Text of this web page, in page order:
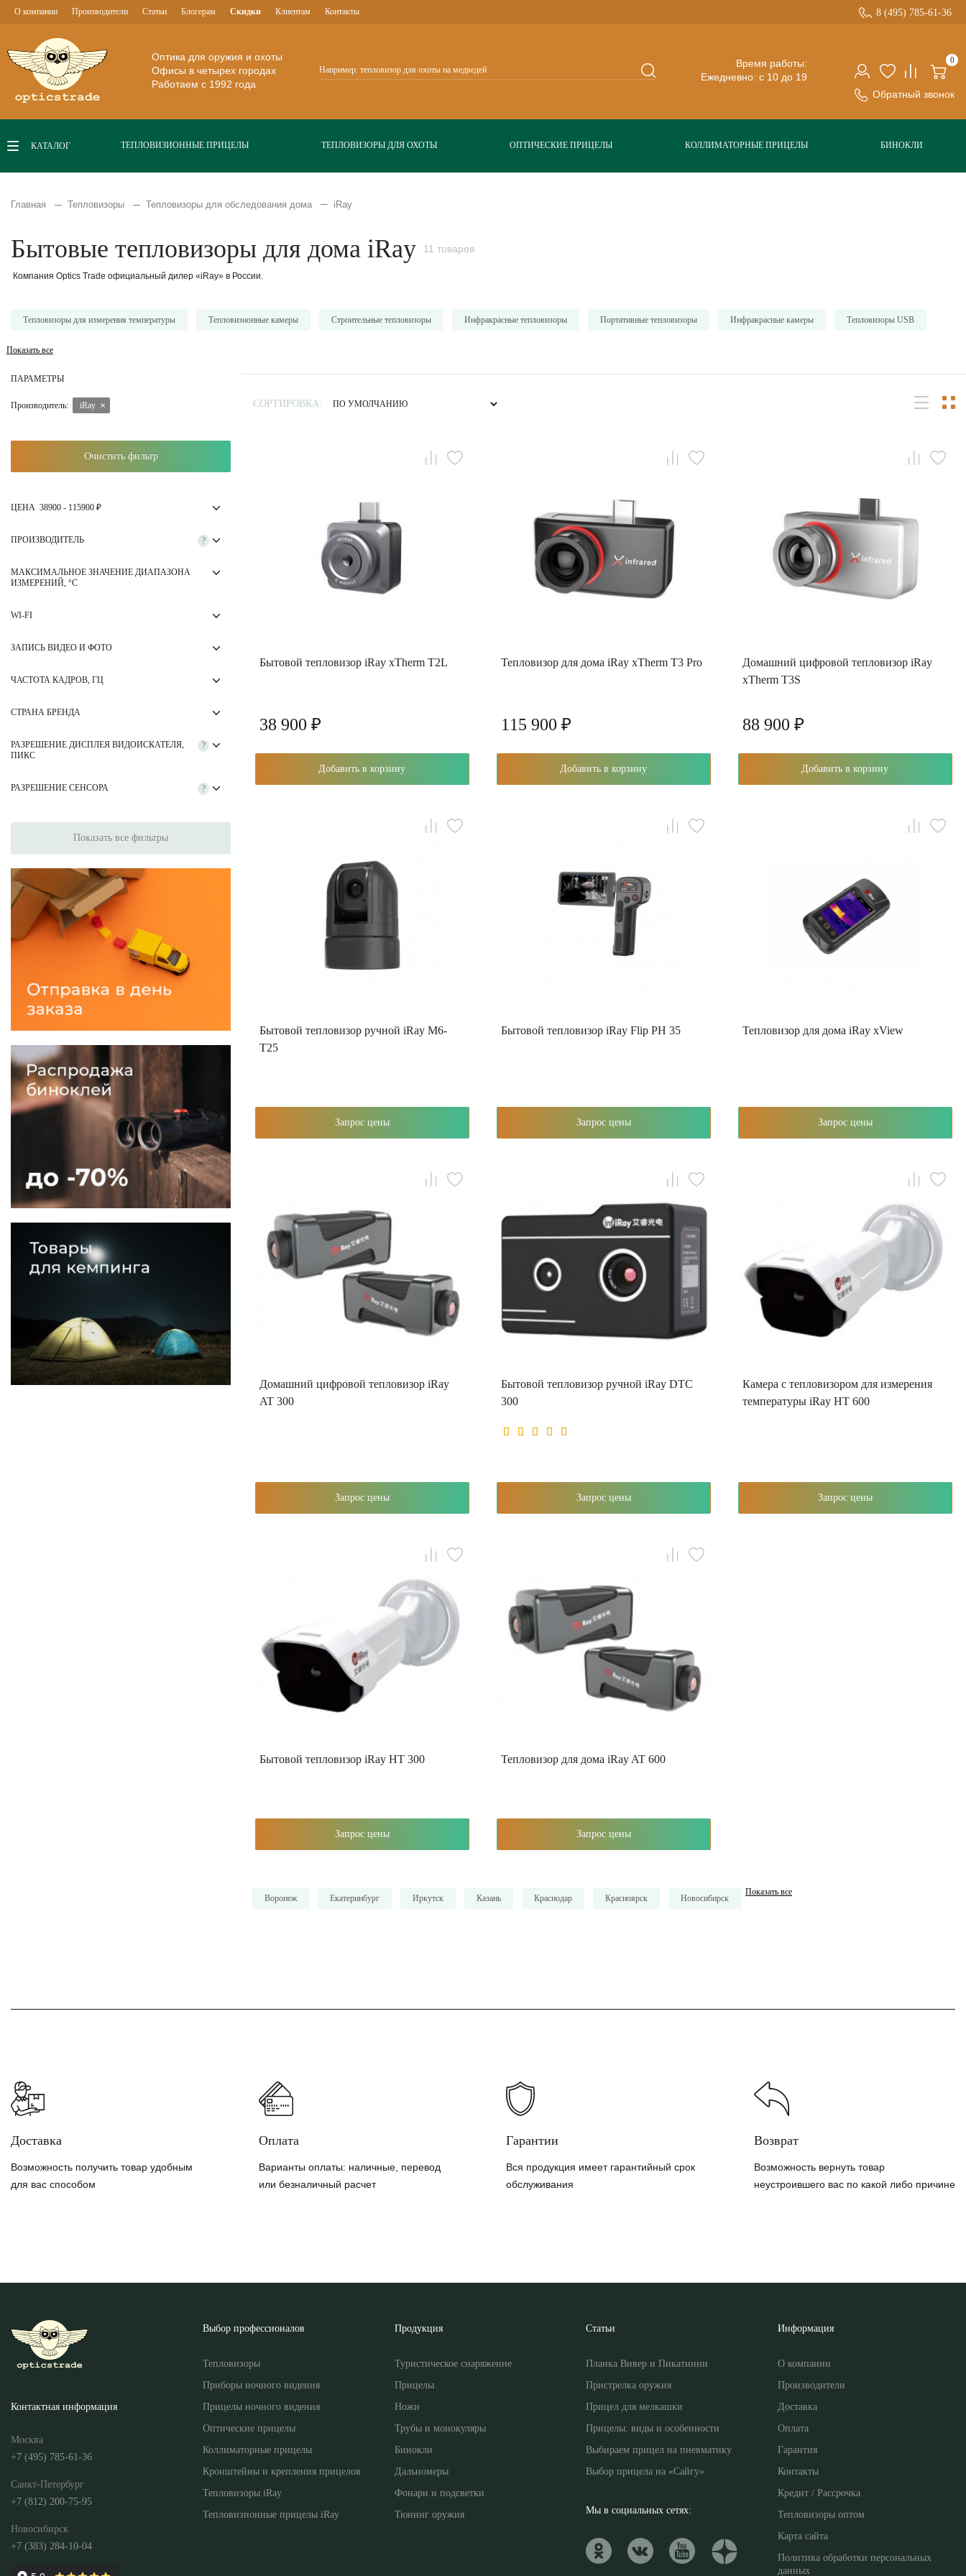
Оптика для оружия и охоты
Офисы в четырех городах
Работаем с 1992 года
Время работы:
Ежедневно: с 10 до 19
0
Обратный звонок
О компании Производители Статьи Блогерам Скидки Клиентам Контакты 8 (495) 785-61-36
КАТАЛОГ ТЕПЛОВИЗИОННЫЕ ПРИЦЕЛЫ ТЕПЛОВИЗОРЫ ДЛЯ ОХОТЫ ОПТИЧЕСКИЕ ПРИЦЕЛЫ КОЛЛИМАТОРНЫЕ ПРИЦЕЛЫ БИНОКЛИ
Главная Тепловизоры Тепловизоры для обследования дома iRay
Бытовые тепловизоры для дома iRay 11 товаров
Компания Optics Trade официальный дилер «iRay» в России.
Тепловизоры для измерения температуры Тепловизионные камеры Строительные тепловизоры Инфракрасные тепловизоры Портативные тепловизоры Инфракрасные камеры Тепловизоры USB
Показать все
ПАРАМЕТРЫ
Производитель: iRay
Очистить фильтр
ЦЕНА 38900 - 115900 ₽
?
ПРОИЗВОДИТЕЛЬ
МАКСИМАЛЬНОЕ ЗНАЧЕНИЕ ДИАПАЗОНА
ИЗМЕРЕНИЙ, °C
WI-FI
ЗАПИСЬ ВИДЕО И ФОТО
ЧАСТОТА КАДРОВ, ГЦ
СТРАНА БРЕНДА
?
РАЗРЕШЕНИЕ ДИСПЛЕЯ ВИДОИСКАТЕЛЯ,
ПИКС
?
РАЗРЕШЕНИЕ СЕНСОРА
Показать все фильтры
СОРТИРОВКА:
Бытовой тепловизор iRay xTherm T2L
38 900 ₽
Добавить в корзину
Тепловизор для дома iRay xTherm T3 Pro
115 900 ₽
Добавить в корзину
Домашний цифровой тепловизор iRay
xTherm T3S
88 900 ₽
Добавить в корзину
Бытовой тепловизор ручной iRay M6-
T25
Запрос цены
Бытовой тепловизор iRay Flip PH 35
Запрос цены
Тепловизор для дома iRay xView
Запрос цены
Домашний цифровой тепловизор iRay
AT 300
Запрос цены
Бытовой тепловизор ручной iRay DTC
300
Запрос цены
Камера с тепловизором для измерения
температуры iRay HT 600
Запрос цены
Бытовой тепловизор iRay HT 300
Запрос цены
Тепловизор для дома iRay AT 600
Запрос цены
Воронеж Екатеринбург Иркутск Казань Краснодар Красноярск Новосибирск
Показать все
Доставка
Возможность получить товар удобным
для вас способом
Оплата
Варианты оплаты: наличные, перевод
или безналичный расчет
Гарантии
Вся продукция имеет гарантийный срок
обслуживания
Возврат
Возможность вернуть товар
неустроившего вас по какой либо причине
Контактная информация
Москва
+7 (495) 785-61-36
Санкт-Петербург
+7 (812) 200-75-95
Новосибирск
+7 (383) 284-10-04
Выбор профессионалов
Тепловизоры
Приборы ночного видения
Прицелы ночного видения
Оптические прицелы
Коллиматорные прицелы
Кронштейны и крепления прицелов
Тепловизоры iRay
Тепловизионные прицелы iRay
Продукция
Туристическое снаряжение
Прицелы
Ножи
Трубы и монокуляры
Бинокли
Дальномеры
Фонари и подсветки
Тюнинг оружия
Статьи
Планка Вивер и Пикатинни
Пристрелка оружия
Прицел для мелкашки
Прицелы: виды и особенности
Выбираем прицел на пневматику
Выбор прицела на «Сайгу»
Мы в социальных сетях:
Информация
О компании
Производители
Доставка
Оплата
Гарантия
Контакты
Кредит / Рассрочка
Тепловизоры оптом
Карта сайта
Политика обработки персональных
данных